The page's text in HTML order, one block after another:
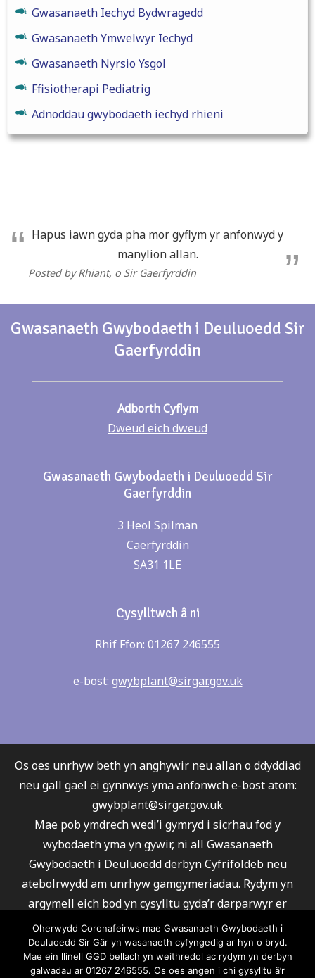
Gwasanaeth Iechyd Bydwragedd
Gwasanaeth Ymwelwyr Iechyd
Gwasanaeth Nyrsio Ysgol
Ffisiotherapi Pediatrig
Adnoddau gwybodaeth iechyd rhieni
Hapus iawn gyda pha mor gyflym yr anfonwyd y
manylion allan.
Posted by Rhiant, o Sir Gaerfyrddin
Gwasanaeth Gwybodaeth i Deuluoedd Sir
Gaerfyrddin
Adborth Cyflym
Dweud eich dweud
Gwasanaeth Gwybodaeth i Deuluoedd Sir
Gaerfyrddin
3 Heol Spilman
Caerfyrddin
SA31 1LE
Cysylltwch â ni
Rhif Ffon: 01267 246555
e-bost: gwybplant@sirgar.gov.uk
Os oes unrhyw beth yn anghywir neu allan o ddyddiad
neu gall gael ei gynnwys yma anfonwch e-bost atom:
gwybplant@sirgar.gov.uk
Mae pob ymdrech wedi’i gymryd i sicrhau fod y
wybodaeth yma yn gywir, ni all Gwasanaeth
Gwybodaeth i Deuluoedd derbyn Cyfrifoldeb neu
atebolrwydd am unrhyw gamgymeriadau. Rydym yn
argymell eich bod yn cysylltu gyda’r darparwyr er
mwyn sicrhau fod eu gwasanaeth yn ateb eich
gofynion.
Ni all Gwasanaeth Gwybodaeth i Deuluoedd argymell
Oherwydd Coronafeirws mae Gwasanaeth Gwybodaeth i
Deuluoedd Sir Gâr yn wasanaeth cyfyngedig ar hyn o bryd.
Mae ein llinell GGD bellach yn weithredol ac rydym yn derbyn
galwadau ar 01267 246555. Os oes angen i chi gysylltu â’r